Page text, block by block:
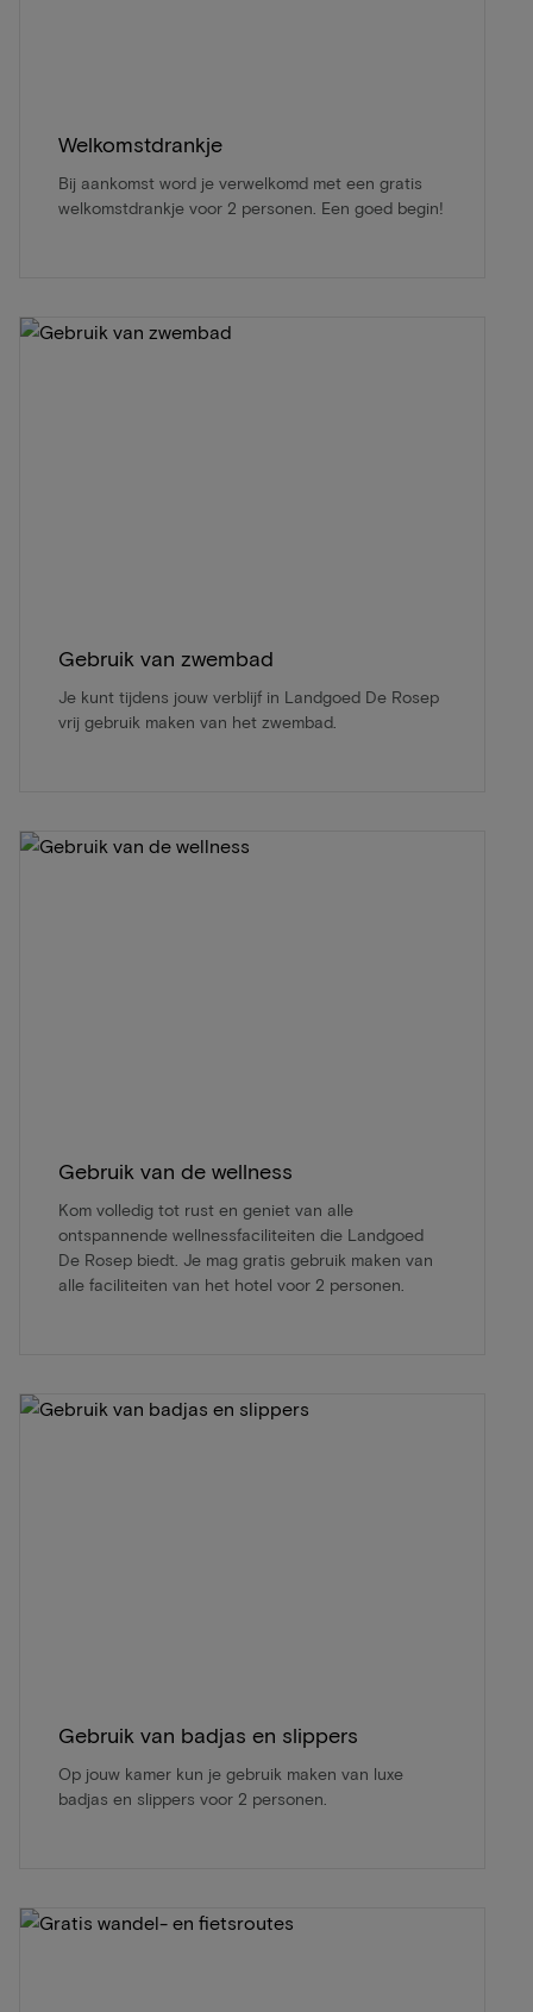
Welkomstdrankje
Bij aankomst word je verwelkomd met een gratis
welkomstdrankje voor 2 personen. Een goed begin!
Gebruik van zwembad
Je kunt tijdens jouw verblijf in Landgoed De Rosep
vrij gebruik maken van het zwembad.
Gebruik van de wellness
Kom volledig tot rust en geniet van alle
ontspannende wellnessfaciliteiten die Landgoed
De Rosep biedt. Je mag gratis gebruik maken van
alle faciliteiten van het hotel voor 2 personen.
Gebruik van badjas en slippers
Op jouw kamer kun je gebruik maken van luxe
badjas en slippers voor 2 personen.